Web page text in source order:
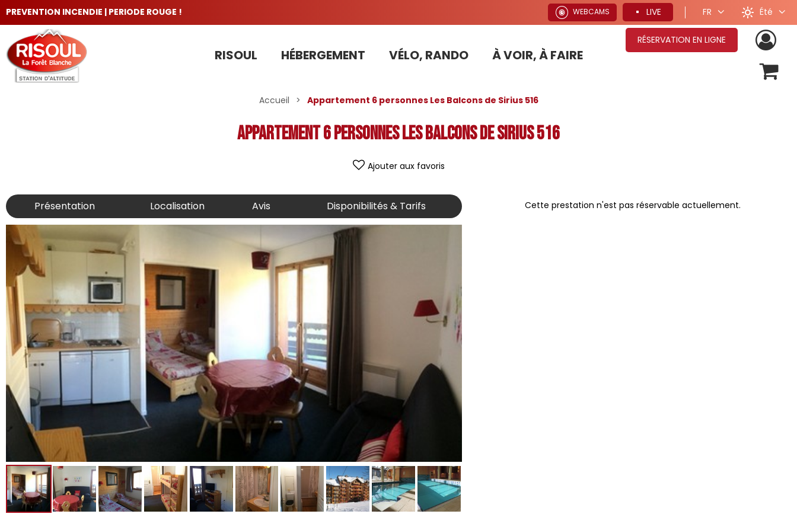
PREVENTION INCENDIE | PERIODE ROUGE ! WEBCAMS LIVE FR Été
RISOUL HÉBERGEMENT VÉLO, RANDO À VOIR, À FAIRE
RÉSERVATION EN LIGNE
Accueil > Appartement 6 personnes Les Balcons de Sirius 516
Appartement 6 personnes Les Balcons de Sirius 516
Ajouter aux favoris
Présentation Localisation Avis Disponibilités & Tarifs Cette prestation n'est pas réservable actuellement.